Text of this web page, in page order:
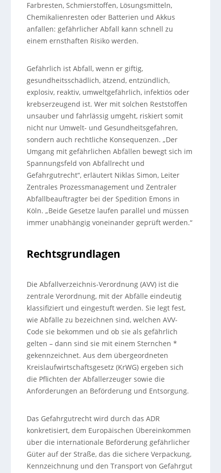
Farbresten, Schmierstoffen, Lösungsmitteln,
Chemikalienresten oder Batterien und Akkus
anfallen: gefährlicher Abfall kann schnell zu
einem ernsthaften Risiko werden.
Gefährlich ist Abfall, wenn er giftig,
gesundheitsschädlich, ätzend, entzündlich,
explosiv, reaktiv, umweltgefährlich, infektiös oder
krebserzeugend ist. Wer mit solchen Reststoffen
unsauber und fahrlässig umgeht, riskiert somit
nicht nur Umwelt- und Gesundheitsgefahren,
sondern auch rechtliche Konsequenzen. „Der
Umgang mit gefährlichen Abfällen bewegt sich im
Spannungsfeld von Abfallrecht und
Gefahrgutrecht“, erläutert Niklas Simon, Leiter
Zentrales Prozessmanagement und Zentraler
Abfallbeauftragter bei der Spedition Emons in
Köln. „Beide Gesetze laufen parallel und müssen
immer unabhängig voneinander geprüft werden.“
Rechtsgrundlagen
Die Abfallverzeichnis-Verordnung (AVV) ist die
zentrale Verordnung, mit der Abfälle eindeutig
klassifiziert und eingestuft werden. Sie legt fest,
wie Abfälle zu bezeichnen sind, welchen AVV-
Code sie bekommen und ob sie als gefährlich
gelten – dann sind sie mit einem Sternchen *
gekennzeichnet. Aus dem übergeordneten
Kreislaufwirtschaftsgesetz (KrWG) ergeben sich
die Pflichten der Abfallerzeuger sowie die
Anforderungen an Beförderung und Entsorgung.
Das Gefahrgutrecht wird durch das ADR
konkretisiert, dem Europäischen Übereinkommen
über die internationale Beförderung gefährlicher
Güter auf der Straße, das die sichere Verpackung,
Kennzeichnung und den Transport von Gefahrgut